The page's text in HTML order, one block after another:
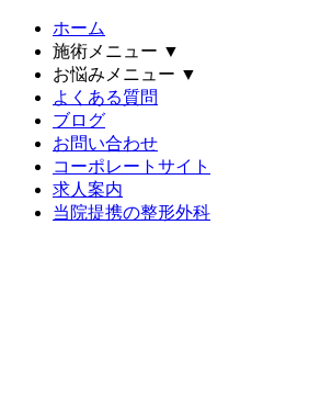
ホーム
施術メニュー ▼
お悩みメニュー ▼
よくある質問
ブログ
お問い合わせ
コーポレートサイト
求人案内
当院提携の整形外科